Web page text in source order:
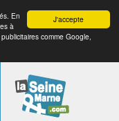
J'accepte
En
à
comme Google,